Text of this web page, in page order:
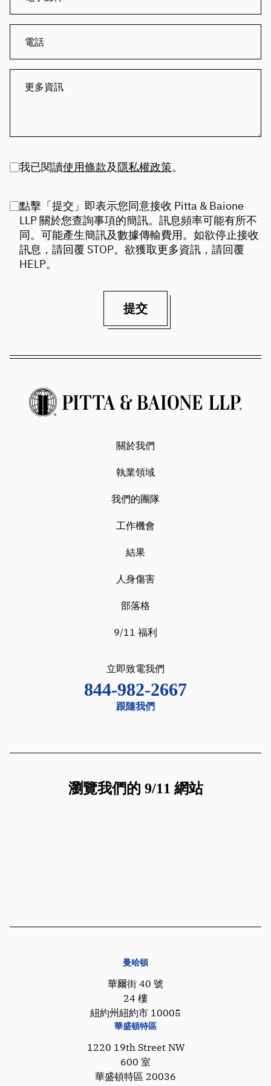
我已閱讀使用條款及隱私權政策。
點擊「提交」即表示您同意接收 Pitta & Baione
LLP 關於您查詢事項的簡訊。訊息頻率可能有所不
同。可能產生簡訊及數據傳輸費用。如欲停止接收
訊息，請回覆 STOP。欲獲取更多資訊，請回覆
HELP。
提交
關於我們
執業領域
我們的團隊
工作機會
結果
人身傷害
部落格
9/11 福利
立即致電我們
844-982-2667
跟隨我們
瀏覽我們的 9/11 網站
曼哈頓
華爾街 40 號
24 樓
紐約州紐約市 10005
華盛頓特區
1220 19th Street NW
600 室
華盛頓特區 20036